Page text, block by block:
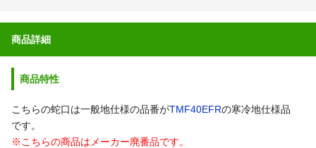
商品詳細
商品特性
こちらの蛇口は一般地仕様の品番がTMF40EFRの寒冷地仕様品
です。
※こちらの商品はメーカー廃番品です。